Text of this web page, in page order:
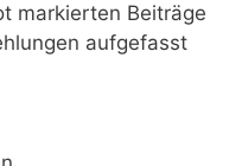
markierten Beiträge
aufgefasst